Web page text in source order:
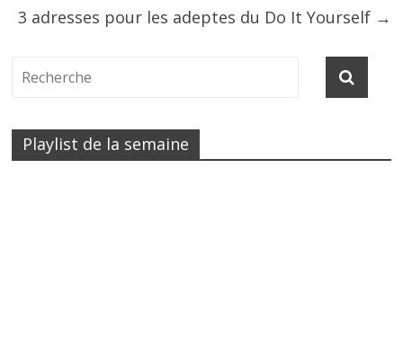
3 adresses pour les adeptes du Do It Yourself →
Playlist de la semaine